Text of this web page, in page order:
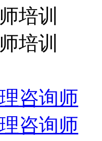
培训
培训
咨询师
咨询师